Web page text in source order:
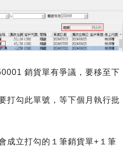
銷貨單有爭議，要移至下
打勾此單號，等下個月執行批
成立打勾的１筆銷貨單+１筆